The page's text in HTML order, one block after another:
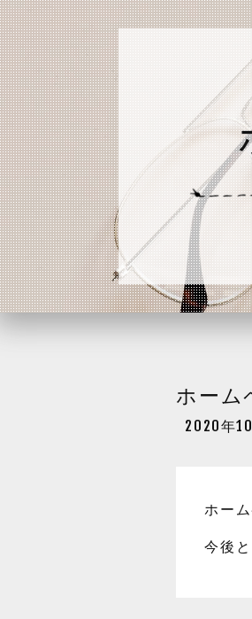
ホーム
2020年
ホー
今後